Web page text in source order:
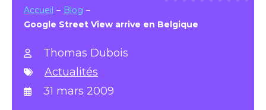
Accueil
Blog
Google Street View arrive en Belgique
Thomas Dubois
Actualités
31 mars 2009